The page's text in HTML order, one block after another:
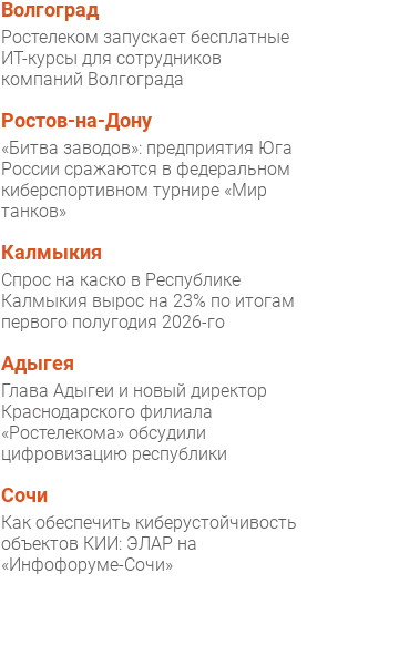
Волгоград
Ростелеком запускает бесплатные
ИТ-курсы для сотрудников
компаний Волгограда
Ростов-на-Дону
«Битва заводов»: предприятия Юга
России сражаются в федеральном
киберспортивном турнире «Мир
танков»
Калмыкия
Спрос на каско в Республике
Калмыкия вырос на 23% по итогам
первого полугодия 2026-го
Адыгея
Глава Адыгеи и новый директор
Краснодарского филиала
«Ростелекома» обсудили
цифровизацию республики
Сочи
Как обеспечить киберустойчивость
объектов КИИ: ЭЛАР на
«Инфофоруме-Сочи»